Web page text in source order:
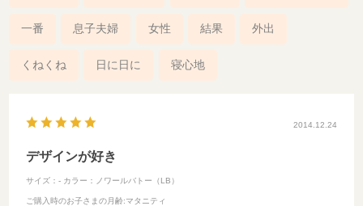
一番 息子夫婦 女性 結果 外出
くねくね 日に日に 寝心地
2014.12.24
デザインが好き
サイズ：- カラー：ノワールバトー（LB）
ご購入時のお子さまの月齢:マタニティ